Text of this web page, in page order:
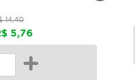
14,40
5,76
+